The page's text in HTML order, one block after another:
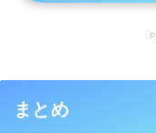
まとめ